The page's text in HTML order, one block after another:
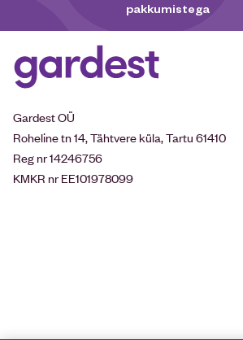
pakkumistega
Gardest OÜ
Roheline tn 14, Tähtvere küla, Tartu 61410
Reg nr 14246756
KMKR nr EE101978099